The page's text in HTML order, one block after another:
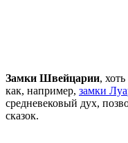
Замки Швейцарии,
как, например, замки
средневековый дух,
сказок.